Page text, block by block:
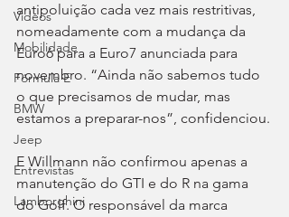
Videos
Mobilidade
Fórmula E
BMW
Jeep
Entrevistas
Lamborghini
antipoluição cada vez mais restritivas,
nomeadamente com a mudança da
Euro6 para a Euro7 anunciada para
novembro. “Ainda não sabemos tudo
o que precisamos de mudar, mas
estamos a preparar-nos”, confidenciou.
E Willmann não confirmou apenas a
manutenção do GTI e do R na gama
do Golf. O responsável da marca